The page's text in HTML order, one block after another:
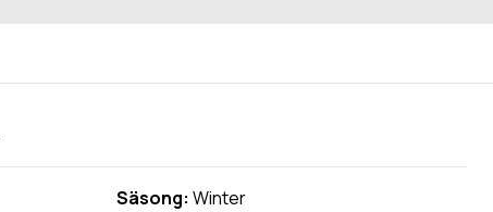
Säsong: Winter